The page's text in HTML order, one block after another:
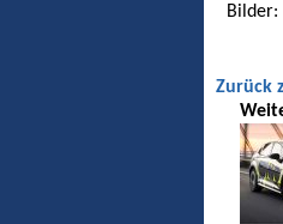
Bilder:
Zurück